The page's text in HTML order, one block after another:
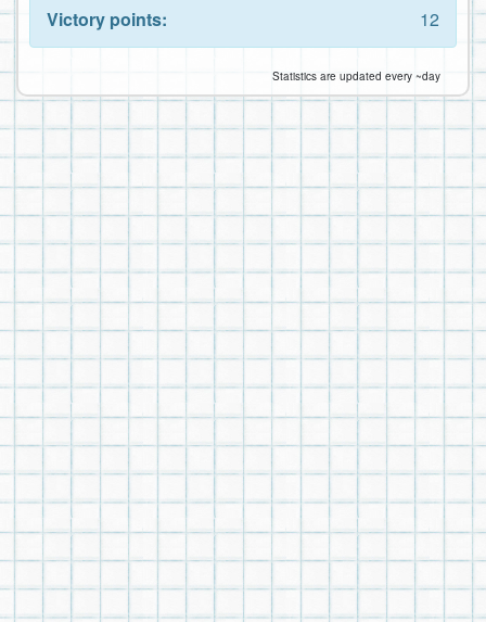
Victory points:
12
Statistics are updated every ~day